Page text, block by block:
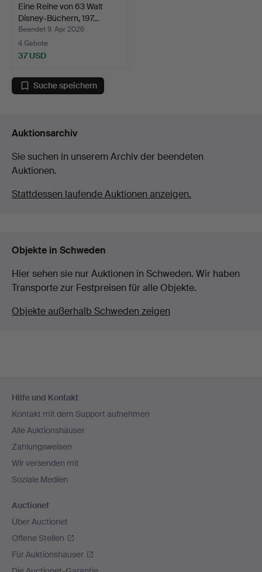
Eine Reihe von 63 Walt
Disney-Büchern, 197…
Beendet 9. Apr 2026
4 Gebote
37 USD
Suche speichern
Auktionsarchiv
Sie suchen in unserem Archiv der beendeten
Auktionen.
Stattdessen laufende Auktionen anzeigen.
Objekte in Schweden
Hier sehen sie nur Auktionen in Schweden. Wir haben
Transporte zur Festpreisen für alle Objekte.
Objekte außerhalb Schweden zeigen
Navigation
Hilfe und Kontakt
Kontakt mit dem Support aufnehmen
Alle Auktionshäuser
Zahlungsweisen
Wir versenden mit
Soziale Medien
Auctionet
Über Auctionet
Offene Stellen
Für Auktionshäuser